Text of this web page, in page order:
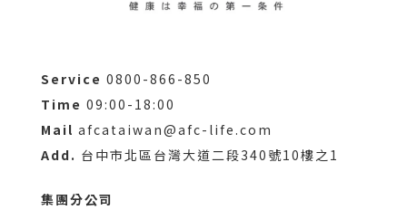
Service 0800-866-850
Time 09:00-18:00
Mail afcataiwan@afc-life.com
Add. 台中市北區台灣大道二段340號10樓之1
集團分公司